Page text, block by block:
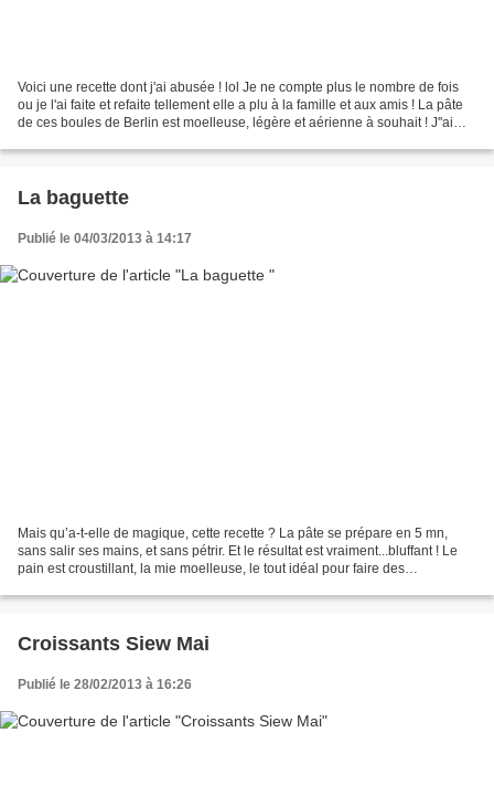
Voici une recette dont j'ai abusée ! lol Je ne compte plus le nombre de fois
ou je l'ai faite et refaite tellement elle a plu à la famille et aux amis ! La pâte
de ces boules de Berlin est moelleuse, légère et aérienne à souhait ! J''ai
La baguette
Publié le 04/03/2013 à 14:17
Mais qu’a-t-elle de magique, cette recette ? La pâte se prépare en 5 mn,
sans salir ses mains, et sans pétrir. Et le résultat est vraiment...bluffant ! Le
pain est croustillant, la mie moelleuse, le tout idéal pour faire des
Croissants Siew Mai
Publié le 28/02/2013 à 16:26